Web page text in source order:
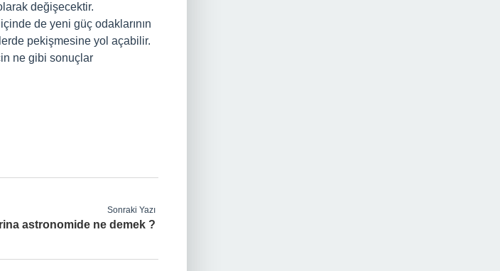
değişecektir.
de yeni güç odaklarının
pekişmesine yol açabilir.
ne gibi sonuçlar
Sonraki Yazı
astronomide ne demek ?